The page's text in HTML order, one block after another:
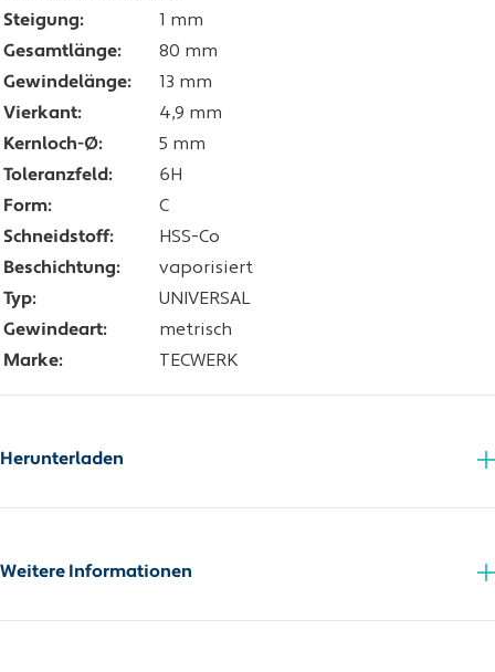
Steigung:
1 mm
Gesamtlänge:
80 mm
Gewindelänge:
13 mm
Vierkant:
4,9 mm
Kernloch-Ø:
5 mm
Toleranzfeld:
6H
Form:
C
Schneidstoff:
HSS-Co
Beschichtung:
vaporisiert
Typ:
UNIVERSAL
Gewindeart:
metrisch
Marke:
TECWERK
Herunterladen
Schnittwerttabelle
Weitere Informationen